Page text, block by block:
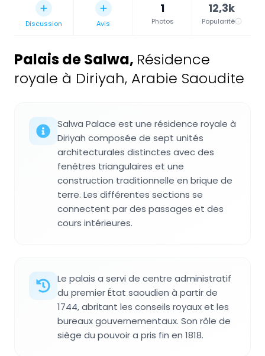
Discussion Avis
1
Photos
12,3k
Popularité
Palais de Salwa, Résidence
royale à Diriyah, Arabie Saoudite
Salwa Palace est une résidence royale à
Diriyah composée de sept unités
architecturales distinctes avec des
fenêtres triangulaires et une
construction traditionnelle en brique de
terre. Les différentes sections se
connectent par des passages et des
cours intérieures.
Le palais a servi de centre administratif
du premier État saoudien à partir de
1744, abritant les conseils royaux et les
bureaux gouvernementaux. Son rôle de
siège du pouvoir a pris fin en 1818.